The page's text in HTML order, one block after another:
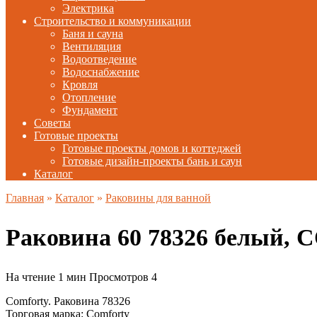
Электрика
Строительство и коммуникации
Баня и сауна
Вентиляция
Водоотведение
Водоснабжение
Кровля
Отопление
Фундамент
Советы
Готовые проекты
Готовые проекты домов и коттеджей
Готовые дизайн-проекты бань и саун
Каталог
Главная » Каталог » Раковины для ванной
Раковина 60 78326 белый,
На чтение 1 мин Просмотров 4
Comforty. Раковина 78326
Торговая марка: Comforty